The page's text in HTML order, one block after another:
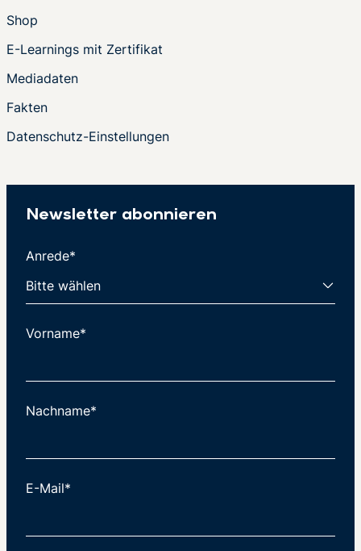
Shop
E-Learnings mit Zertifikat
Mediadaten
Fakten
Datenschutz-Einstellungen
Newsletter abonnieren
Anrede*
Vorname*
Nachname*
E-Mail*